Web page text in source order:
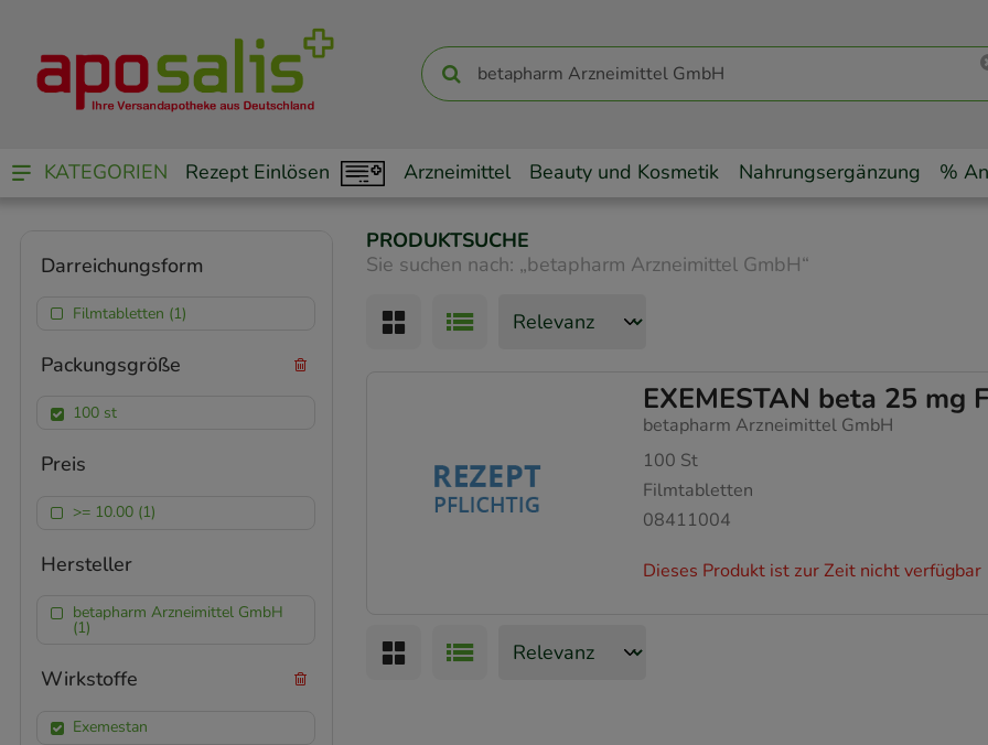
KATEGORIEN Rezept Einlösen Arzneimittel Beauty und Kosmetik Nahrungsergänzung %
PRODUKTSUCHE
Sie suchen nach: „betapharm Arzneimittel GmbH“
EXEMESTAN beta 25 mg
betapharm Arzneimittel GmbH
100 St
Filmtabletten
08411004
Dieses Produkt ist zur Zeit nicht verfügbar
Darreichungsform
Filmtabletten (1)
Packungsgröße
100 st
Preis
>= 10.00 (1)
Hersteller
betapharm Arzneimittel GmbH
(1)
Wirkstoffe
Exemestan